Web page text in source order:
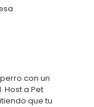
con un
a Pet
que tu